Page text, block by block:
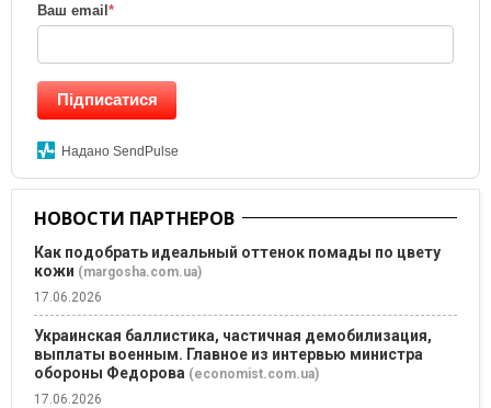
Ваш email*
Підписатися
Надано SendPulse
НОВОСТИ ПАРТНЕРОВ
Как подобрать идеальный оттенок помады по цвету
кожи (margosha.com.ua)
17.06.2026
Украинская баллистика, частичная демобилизация,
выплаты военным. Главное из интервью министра
обороны Федорова (economist.com.ua)
17.06.2026